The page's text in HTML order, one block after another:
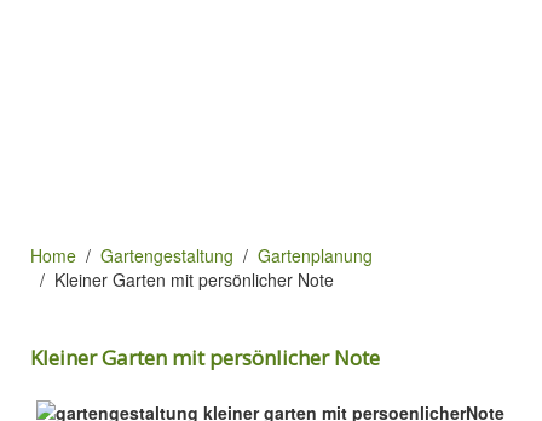
Home Gartengestaltung
Gartenplanung
Kleiner Garten mit persönlicher Note
Kleiner Garten mit persönlicher Note